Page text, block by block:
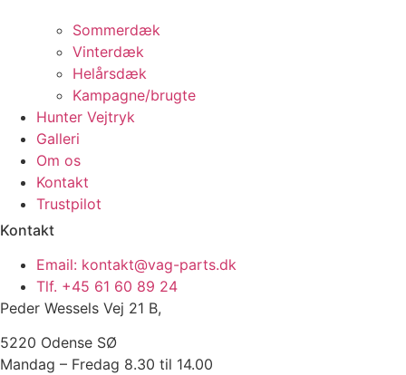
Sommerdæk
Vinterdæk
Helårsdæk
Kampagne/brugte
Hunter Vejtryk
Galleri
Om os
Kontakt
Trustpilot
Kontakt
Email: kontakt@vag-parts.dk
Tlf. +45 61 60 89 24
Peder Wessels Vej 21 B,
5220 Odense SØ
Mandag – Fredag 8.30 til 14.00